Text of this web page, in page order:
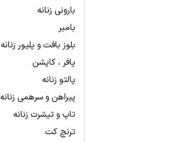
بارونی زنانه
بامبر
بلوز بافت و پلیور زنانه
پافر ، کاپشن
پالتو زنانه
پیراهن و سرهمی زنانه
تاپ و تیشرت زنانه
ترنچ کت